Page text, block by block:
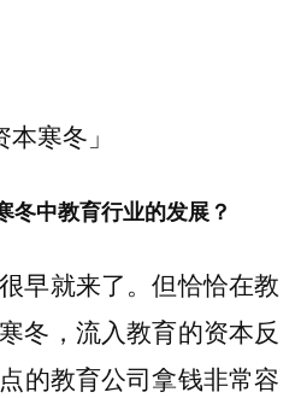
本寒冬」
冬中教育行业的发展？
早就来了。但恰恰在教
冬，流入教育的资本反
的教育公司拿钱非常容